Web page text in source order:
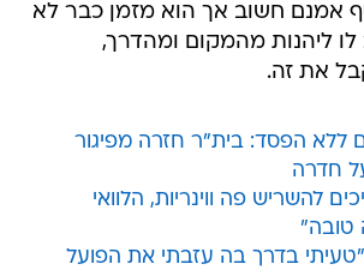
אמנם חשוב אך הוא מזמן כבר לא
ליהנות מהמקום ומהדרך,
את זה.
ללא הפסד: בית"ר חזרה מפיגור
להשריש פה ווינריות, הלוואי
טובה"
"טעיתי בדרך בה עזבתי את הפועל